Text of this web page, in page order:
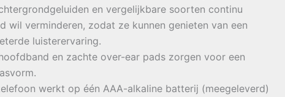
en vergelijkbare soorten continu
wil verminderen, zodat ze kunnen genieten van een
luisterervaring.
en zachte over-ear pads zorgen voor een
werkt op één AAA-alkaline batterij (meegeleverd)